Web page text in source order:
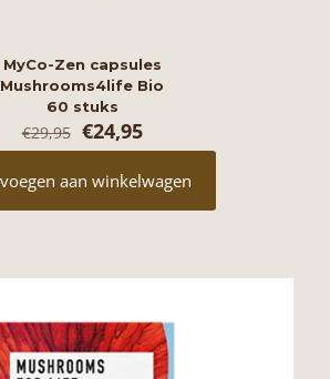
MyCo-Zen capsules
Mushrooms4life Bio
60 stuks
€29,95 Oorspronkelijke
prijs
was:
€29,95.
€24,95Huidige
prijs
is:
€24,95.
aan winkelwagen